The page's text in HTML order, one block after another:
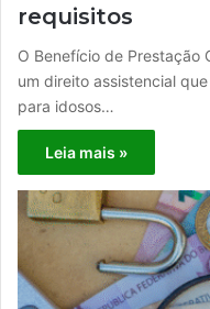
requisitos
O Benefício de Prestação
um direito assistencial
para idosos…
Leia mais »